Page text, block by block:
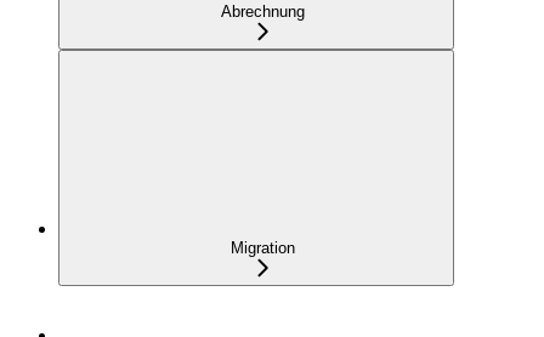
Abrechnung
Migration